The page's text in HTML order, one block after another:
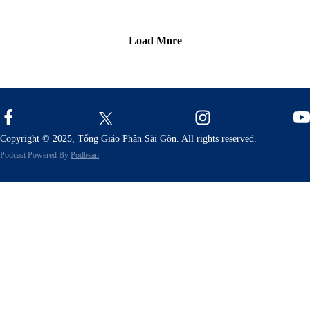
Load More
Copyright © 2025, Tổng Giáo Phận Sài Gòn. All rights reserved.
Podcast Powered By Podbean